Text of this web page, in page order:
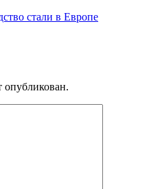
стали в Европе
опубликован.